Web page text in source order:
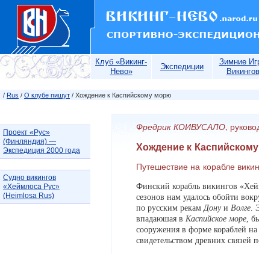
Клуб «Викинг-
Нево»
Экспедиции
Зимние
Викингов
/ Rus / О клубе пишут / Хождение к Каспийскому морю
Проект «Рус»
(Финляндия) —
Экспедиция 2000 года
Судно викингов
«Хеймлоса Рус»
(Heimlosa Rus)
Фредрик КОИВУСАЛО,
Хождение к
Путешествие на корабле
Финский корабль викингов
сезонов нам удалось обойти
по русским рекамДонуи Волге.
впадаюшая в Каспийское море,
сооружения в форме кораблей
свидетельством древних связей